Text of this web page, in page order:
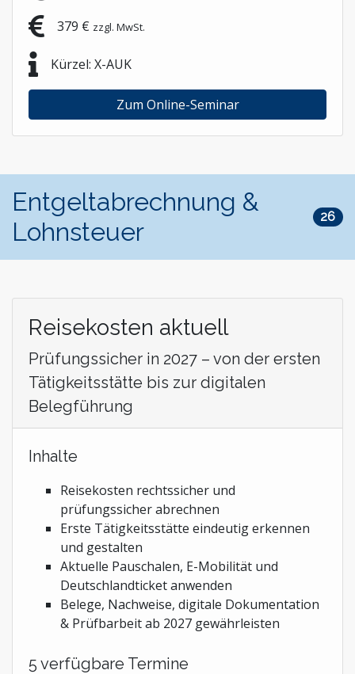
379 € zzgl. MwSt.
Kürzel: X-AUK
Zum Online-Seminar
Entgeltabrechnung &
Lohnsteuer
26
Reisekosten aktuell
Prüfungssicher in 2027 – von der ersten
Tätigkeitsstätte bis zur digitalen
Belegführung
Inhalte
Reisekosten rechtssicher und
prüfungssicher abrechnen
Erste Tätigkeitsstätte eindeutig erkennen
und gestalten
Aktuelle Pauschalen, E-Mobilität und
Deutschlandticket anwenden
Belege, Nachweise, digitale Dokumentation
& Prüfbarbeit ab 2027 gewährleisten
5 verfügbare Termine